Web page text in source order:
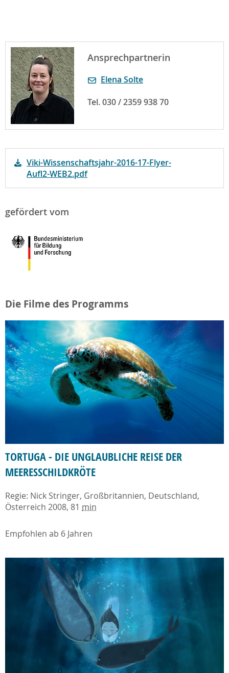
Ansprechpartnerin
Elena Solte
Tel. 030 / 2359 938 70
Viki-Wissenschaftsjahr-2016-17-Flyer-
Aufl2-WEB2.pdf
gefördert vom
Die Filme des Programms
TORTUGA - DIE UNGLAUBLICHE REISE DER
MEERESSCHILDKRÖTE
Regie: Nick Stringer, Großbritannien, Deutschland,
Österreich 2008, 81 min
Empfohlen ab 6 Jahren